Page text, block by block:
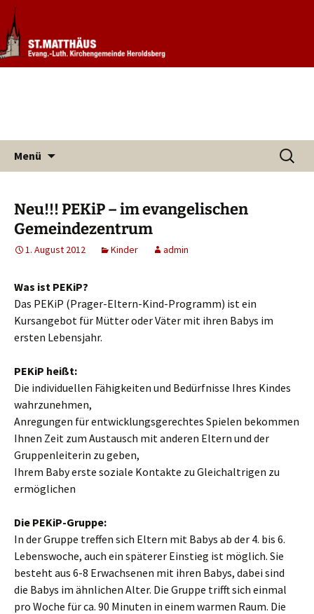
Evang. Kirchengemeinde St.
Matthäus Heroldsberg
Informationen rund um unsere
Kirchengemeinde
Menü
Suchen
nach:
Neu!!! PEKiP – im evangelischen
Gemeindezentrum
1. August 2012 Kinder admin
Was ist PEKiP?
Das PEKiP (Prager-Eltern-Kind-Programm) ist ein
Kursangebot für Mütter oder Väter mit ihren Babys im
ersten Lebensjahr.
PEKiP heißt:
Die individuellen Fähigkeiten und Bedürfnisse Ihres Kindes
wahrzunehmen,
Anregungen für entwicklungsgerechtes Spielen bekommen
Ihnen Zeit zum Austausch mit anderen Eltern und der
Gruppenleiterin zu geben,
Ihrem Baby erste soziale Kontakte zu Gleichaltrigen zu
ermöglichen
Die PEKiP-Gruppe:
In der Gruppe treffen sich Eltern mit Babys ab der 4. bis 6.
Lebenswoche, auch ein späterer Einstieg ist möglich. Sie
besteht aus 6-8 Erwachsenen mit ihren Babys, dabei sind
die Babys im ähnlichen Alter. Die Gruppe trifft sich einmal
pro Woche für ca. 90 Minuten in einem warmen Raum. Die